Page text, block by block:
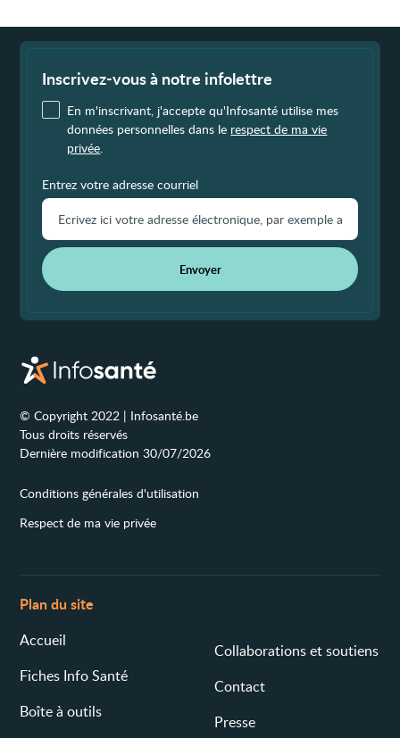
Inscrivez-vous à notre infolettre
En m'inscrivant, j'accepte qu'Infosanté utilise mes
données personnelles dans le respect de ma vie
privée
Entrez votre adresse courriel
Envoyer
© Copyright 2022 | Infosanté.be
Tous droits réservés
Dernière modification 30/07/2026
Conditions générales d'utilisation
Respect de ma vie privée
Plan du site
Accueil
Fiches Info Santé
Boîte à outils
Collaborations et soutiens
Contact
Presse